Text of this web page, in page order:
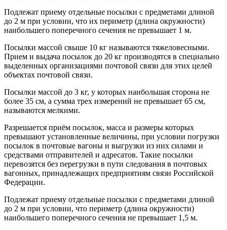
Подлежат приему отдельные посылки с предметами длиной
до 2 м при условии, что их периметр (длина окружности)
наибольшего поперечного сечения не превышает 1 м.
Посылки массой свыше 10 кг называются тяжеловесными.
Прием и выдача посылок до 20 кг производятся в специально
выделенных организациями почтовой связи для этих целей
объектах почтовой связи.
Посылки массой до 3 кг, у которых наибольшая сторона не
более 35 см, а сумма трех измерений не превышает 65 см,
называются мелкими.
Разрешается приём посылок, масса и размеры которых
превышают установленные величины, при условии погрузки
посылок в почтовые вагоны и выгрузки из них силами и
средствами отправителей и адресатов. Такие посылки
перевозятся без перегрузки в пути следования в почтовых
вагонных, принадлежащих предприятиям связи Российской
Федерации.
Подлежат приему отдельные посылки с предметами длиной
до 2 м при условии, что периметр (длина окружности)
наибольшего поперечного сечения не превышает 1,5 м.